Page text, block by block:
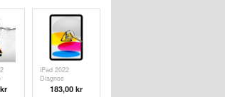
iPad 2022
Diagnos
183,00 kr